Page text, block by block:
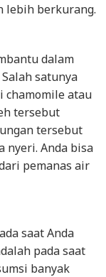
lebih berkurang.
dalam
satunya
chamomile atau
tersebut
tersebut
nyeri. Anda bisa
pemanas air
saat Anda
pada saat
banyak